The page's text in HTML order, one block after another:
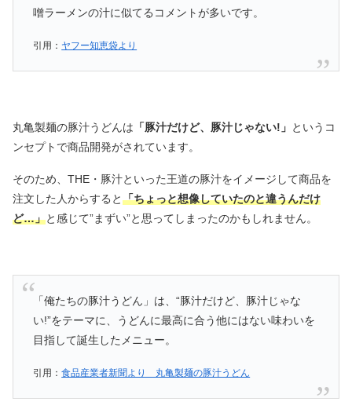
噌ラーメンの汁に似てるコメントが多いです。
引用： ヤフー知恵袋より
丸亀製麺の豚汁うどんは 「豚汁だけど、豚汁じゃない!」 というコ
ンセプトで商品開発がされています。
そのため、THE・豚汁といった王道の豚汁をイメージして商品を
注文した人からすると「ちょっと想像していたのと違うんだけ
ど…」と感じて”まずい”と思ってしまったのかもしれません。
「俺たちの豚汁うどん」は、“豚汁だけど、豚汁じゃな
い!”をテーマに、うどんに最高に合う他にはない味わいを
目指して誕生したメニュー。
引用：食品産業者新聞より 丸亀製麺の豚汁うどん